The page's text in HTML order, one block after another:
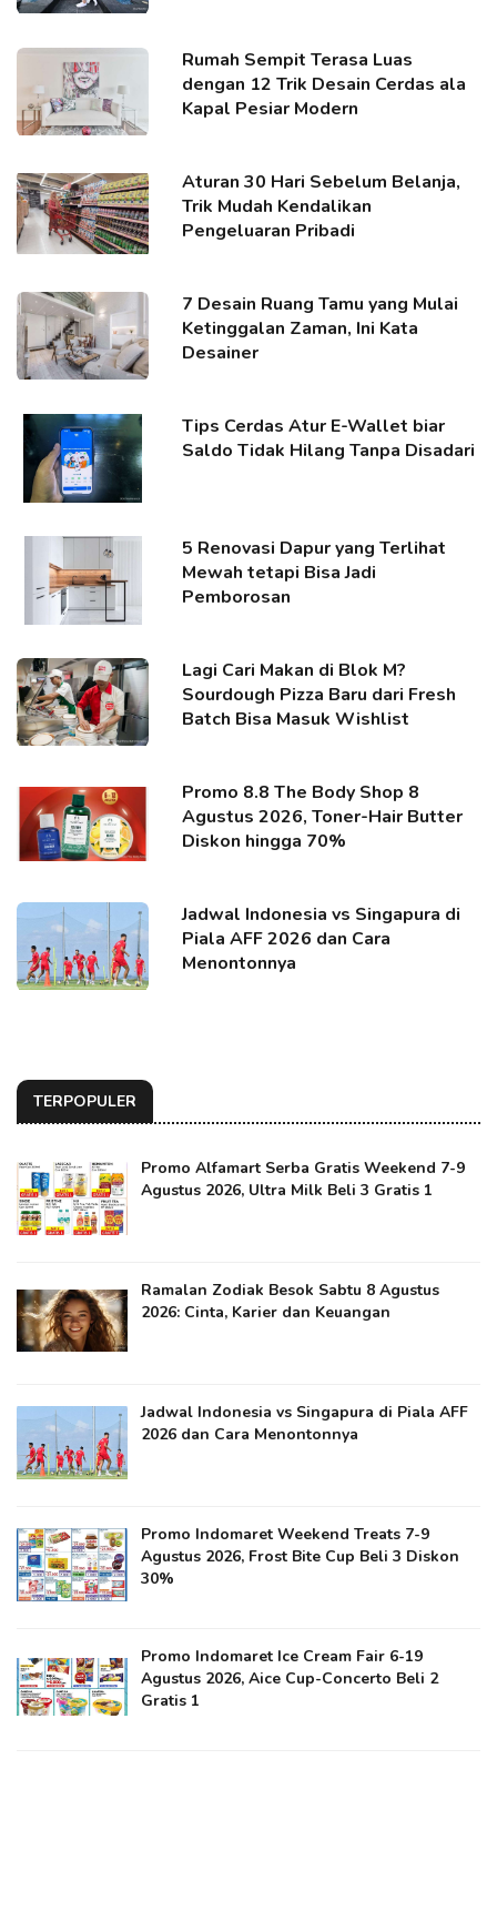
Rumah Sempit Terasa Luas
dengan 12 Trik Desain Cerdas ala
Kapal Pesiar Modern
Aturan 30 Hari Sebelum Belanja,
Trik Mudah Kendalikan
Pengeluaran Pribadi
7 Desain Ruang Tamu yang Mulai
Ketinggalan Zaman, Ini Kata
Desainer
Tips Cerdas Atur E-Wallet biar
Saldo Tidak Hilang Tanpa Disadari
5 Renovasi Dapur yang Terlihat
Mewah tetapi Bisa Jadi
Pemborosan
Lagi Cari Makan di Blok M?
Sourdough Pizza Baru dari Fresh
Batch Bisa Masuk Wishlist
Promo 8.8 The Body Shop 8
Agustus 2026, Toner-Hair Butter
Diskon hingga 70%
Jadwal Indonesia vs Singapura di
Piala AFF 2026 dan Cara
Menontonnya
TERPOPULER
Promo Alfamart Serba Gratis Weekend 7-9
Agustus 2026, Ultra Milk Beli 3 Gratis 1
Ramalan Zodiak Besok Sabtu 8 Agustus
2026: Cinta, Karier dan Keuangan
Jadwal Indonesia vs Singapura di Piala AFF
2026 dan Cara Menontonnya
Promo Indomaret Weekend Treats 7-9
Agustus 2026, Frost Bite Cup Beli 3 Diskon
30%
Promo Indomaret Ice Cream Fair 6-19
Agustus 2026, Aice Cup-Concerto Beli 2
Gratis 1